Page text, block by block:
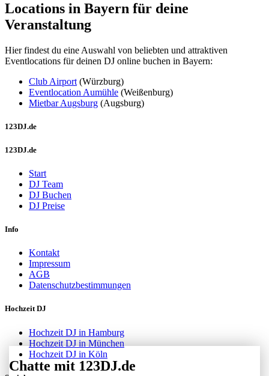
Locations in Bayern für deine
Veranstaltung
Hier findest du eine Auswahl von beliebten und attraktiven
Eventlocations für deinen DJ online buchen in Bayern:
Club Airport (Würzburg)
Eventlocation Aumühle (Weißenburg)
Mietbar Augsburg (Augsburg)
123DJ.de
123DJ.de
Start
DJ Team
DJ Buchen
DJ Preise
Info
Kontakt
Impressum
AGB
Datenschutzbestimmungen
Hochzeit DJ
Hochzeit DJ in Hamburg
Hochzeit DJ in München
Hochzeit DJ in Köln
Chatte mit 123DJ.de